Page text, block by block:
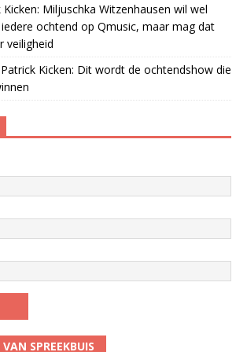
Kicken: Miljuschka Witzenhausen wil wel
ochtend op Qmusic, maar mag dat
veiligheid
Patrick Kicken: Dit wordt de ochtendshow die
SPREEKBUIS